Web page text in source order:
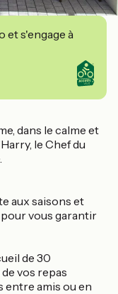
et s'engage à
dans le calme et
le Chef du
aux saisons et
vous garantir
de 30
vos repas
entre amis ou en